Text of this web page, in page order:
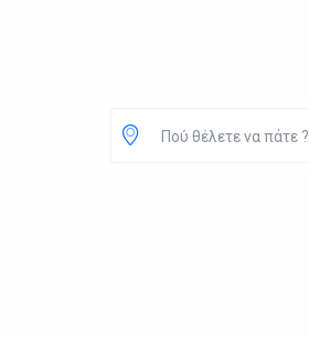
Πού θέλετε να πάτε ?